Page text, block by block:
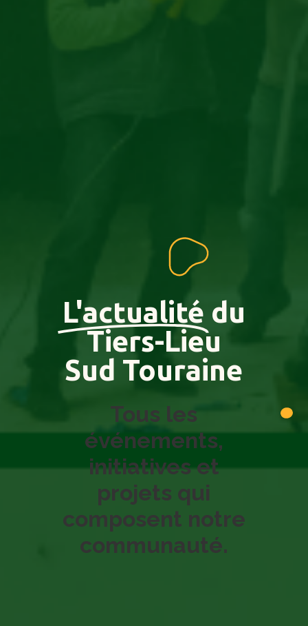
L'actualité du
Tiers-Lieu
Sud Touraine
Tous les
événements,
initiatives et
projets qui
composent notre
communauté.